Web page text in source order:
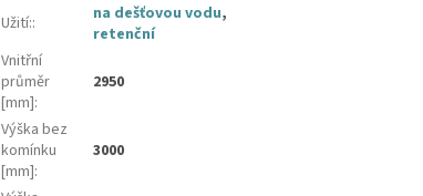
Užití:: na dešťovou vodu,
retenční
Vnitřní
průměr
[mm]:
2950
Výška bez
komínku
[mm]:
3000